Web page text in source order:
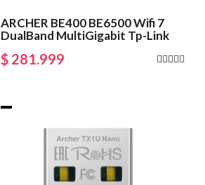
ARCHER BE400 BE6500 Wifi 7
DualBand MultiGigabit Tp-Link
$ 281.999